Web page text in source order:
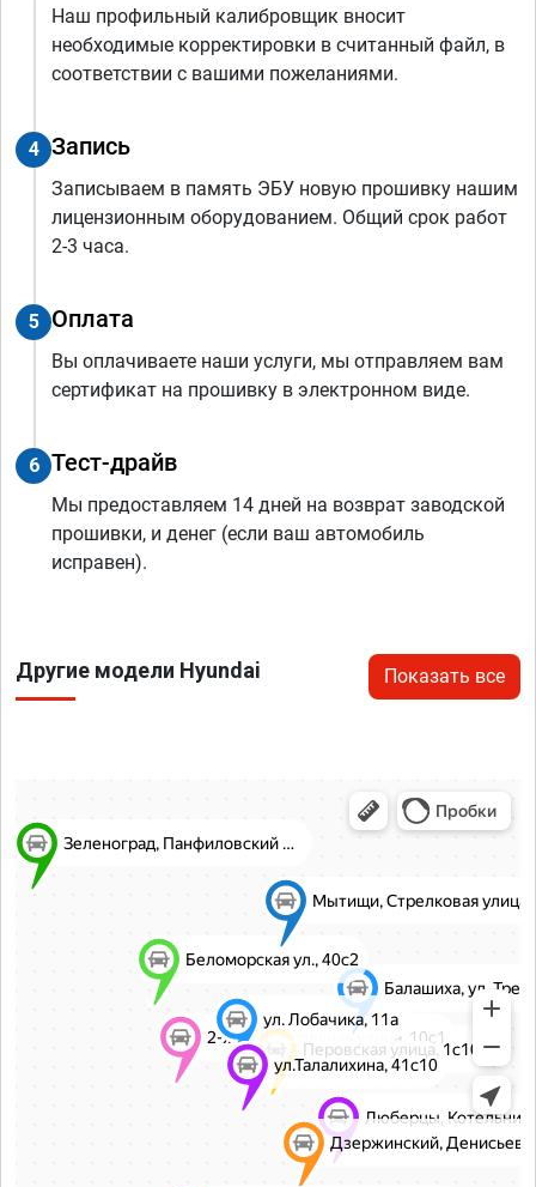
Наш профильный калибровщик вносит
необходимые корректировки в считанный файл, в
соответствии с вашими пожеланиями.
4 Запись
Записываем в память ЭБУ новую прошивку нашим
лицензионным оборудованием. Общий срок работ
2-3 часа.
5 Оплата
Вы оплачиваете наши услуги, мы отправляем вам
сертификат на прошивку в электронном виде.
6 Тест-драйв
Мы предоставляем 14 дней на возврат заводской
прошивки, и денег (если ваш автомобиль
исправен).
Другие модели Hyundai Показать все